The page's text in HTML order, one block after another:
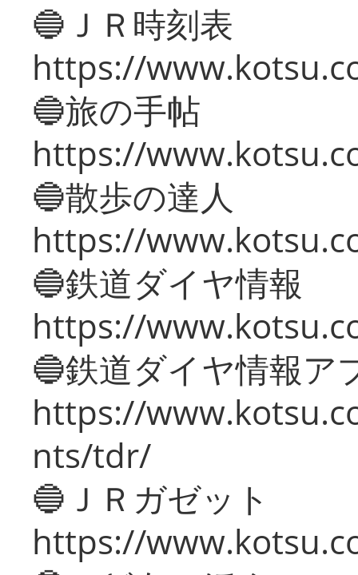
🔵ＪＲ時刻表
https://
🔵旅の手帖
https://
🔵散歩の達人
https://
🔵鉄道ダイヤ情報
https://
🔵鉄道ダイヤ情報ア
https://
nts/tdr/
🔵ＪＲガゼット
https://